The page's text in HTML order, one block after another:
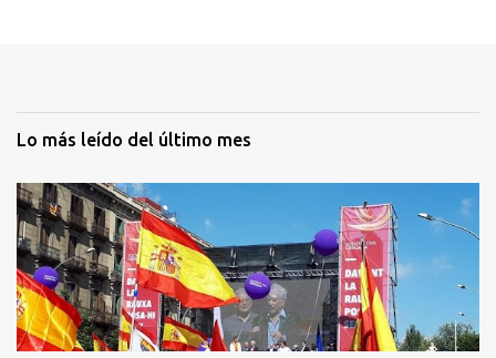
Lo más leído del último mes